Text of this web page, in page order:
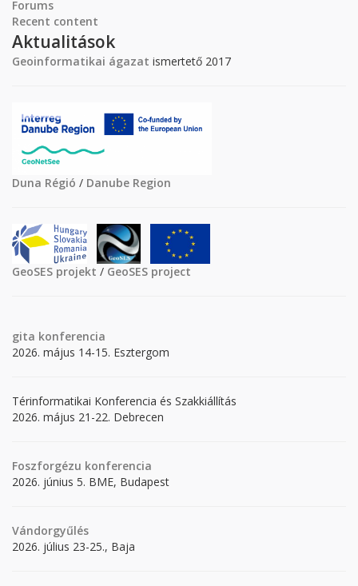
Forums
Recent content
Aktualitások
Geoinformatikai ágazat ismertető 2017
Duna Régió / Danube Region
GeoSES projekt / GeoSES project
gita konferencia
2026. május 14-15. Esztergom
Térinformatikai Konferencia és Szakkiállítás
2026. május 21-22. Debrecen
Foszforgézu konferencia
2026. június 5. BME, Budapest
Vándorgyűlés
2026. július 23-25., Baja